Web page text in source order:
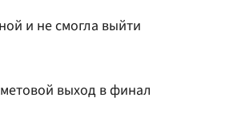
и не смогла выйти
выход в финал